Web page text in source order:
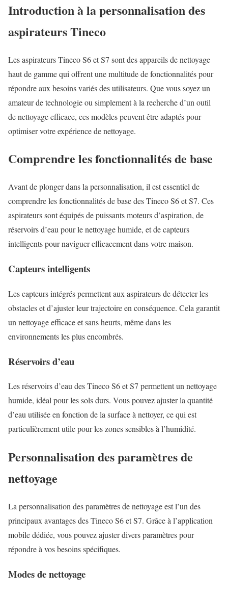
Introduction à la personnalisation des
aspirateurs Tineco
Les aspirateurs Tineco S6 et S7 sont des appareils de nettoyage
haut de gamme qui offrent une multitude de fonctionnalités pour
répondre aux besoins variés des utilisateurs. Que vous soyez un
amateur de technologie ou simplement à la recherche d’un outil
de nettoyage efficace, ces modèles peuvent être adaptés pour
optimiser votre expérience de nettoyage.
Comprendre les fonctionnalités de base
Avant de plonger dans la personnalisation, il est essentiel de
comprendre les fonctionnalités de base des Tineco S6 et S7. Ces
aspirateurs sont équipés de puissants moteurs d’aspiration, de
réservoirs d’eau pour le nettoyage humide, et de capteurs
intelligents pour naviguer efficacement dans votre maison.
Capteurs intelligents
Les capteurs intégrés permettent aux aspirateurs de détecter les
obstacles et d’ajuster leur trajectoire en conséquence. Cela garantit
un nettoyage efficace et sans heurts, même dans les
environnements les plus encombrés.
Réservoirs d’eau
Les réservoirs d’eau des Tineco S6 et S7 permettent un nettoyage
humide, idéal pour les sols durs. Vous pouvez ajuster la quantité
d’eau utilisée en fonction de la surface à nettoyer, ce qui est
particulièrement utile pour les zones sensibles à l’humidité.
Personnalisation des paramètres de
nettoyage
La personnalisation des paramètres de nettoyage est l’un des
principaux avantages des Tineco S6 et S7. Grâce à l’application
mobile dédiée, vous pouvez ajuster divers paramètres pour
répondre à vos besoins spécifiques.
Modes de nettoyage